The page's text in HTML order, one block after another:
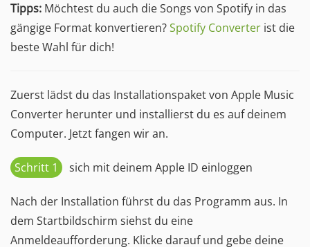
Tipps: Möchtest du auch die Songs von Spotify in das
gängige Format konvertieren?Spotify Converter ist die
beste Wahl für dich!
Zuerst lädst du das Installationspaket von Apple Music
Converter herunter und installierst du es auf deinem
Computer. Jetzt fangen wir an.
Schritt 1 sich mit deinem Apple ID einloggen
Nach der Installation führst du das Programm aus. In
dem Startbildschirm siehst du eine
Anmeldeaufforderung. Klicke darauf und gebe deine